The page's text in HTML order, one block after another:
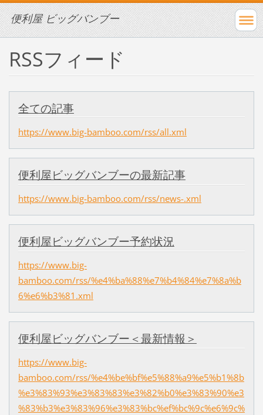
便利屋 ビッグバンブー
RSSフィード
全ての記事
https://www.big-bamboo.com/rss/all.xml
便利屋ビッグバンブーの最新記事
https://www.big-bamboo.com/rss/news-.xml
便利屋ビッグバンブー予約状況
https://www.big-
bamboo.com/rss/%e4%ba%88%e7%b4%84%e7%8a%b
6%e6%b3%81.xml
便利屋ビッグバンブー＜最新情報＞
https://www.big-
bamboo.com/rss/%e4%be%bf%e5%88%a9%e5%b1%8b
%e3%83%93%e3%83%83%e3%82%b0%e3%83%90%e3
%83%b3%e3%83%96%e3%83%bc%ef%bc%9c%e6%9c%